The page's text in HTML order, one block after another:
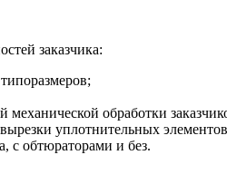
заказчика:
обработки
уплотнительных
с обтюраторами и без.